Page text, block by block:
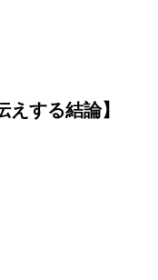
えする結論】